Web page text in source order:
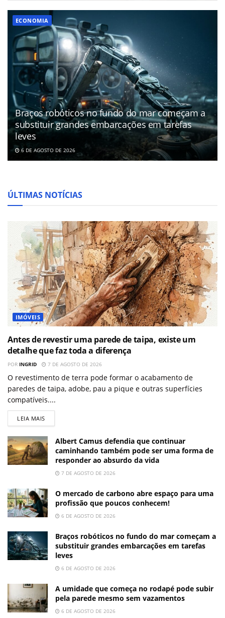
ECONOMIA
Braços robóticos no fundo do mar começam a
substituir grandes embarcações em tarefas
leves
6 DE AGOSTO DE 2026
ÚLTIMAS NOTÍCIAS
IMÓVEIS
Antes de revestir uma parede de taipa, existe um
detalhe que faz toda a diferença
POR INGRID 7 DE AGOSTO DE 2026
O revestimento de terra pode formar o acabamento de
paredes de taipa, adobe, pau a pique e outras superfícies
compatíveis....
LEIA MAIS
Albert Camus defendia que continuar
caminhando também pode ser uma forma de
responder ao absurdo da vida
7 DE AGOSTO DE 2026
O mercado de carbono abre espaço para uma
profissão que poucos conhecem!
6 DE AGOSTO DE 2026
Braços robóticos no fundo do mar começam a
substituir grandes embarcações em tarefas
leves
6 DE AGOSTO DE 2026
A umidade que começa no rodapé pode subir
pela parede mesmo sem vazamentos
6 DE AGOSTO DE 2026